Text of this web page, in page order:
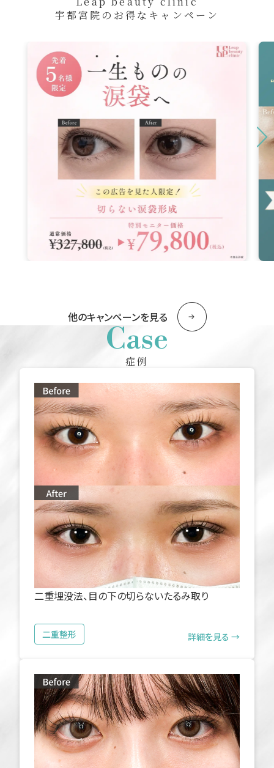
宇都宮院のお得なキャンペーン
他のキャンペーンを見る
Case
症例
二重埋没法、目の下の切らないたるみ取り
二重整形 詳細を見る →